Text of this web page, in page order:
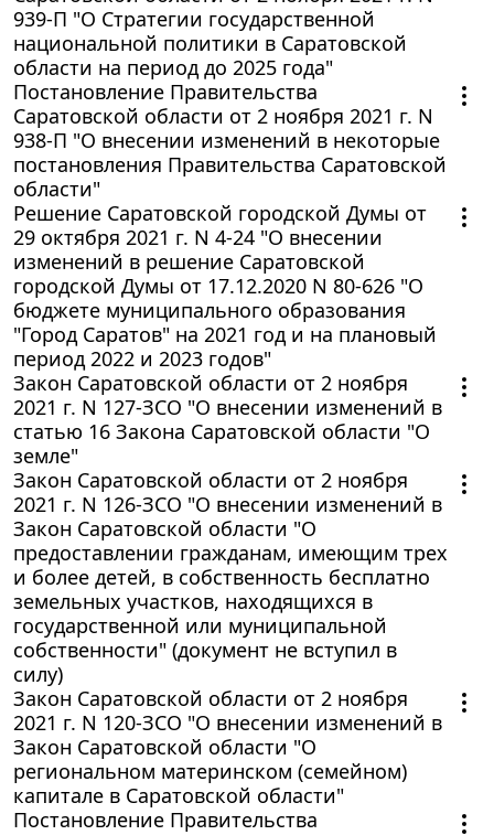
939-П "О Стратегии государственной
национальной политики в Саратовской
области на период до 2025 года"
Постановление Правительства
Саратовской области от 2 ноября 2021 г. N
938-П "О внесении изменений в некоторые
постановления Правительства Саратовской
области"
Решение Саратовской городской Думы от
29 октября 2021 г. N 4-24 "О внесении
изменений в решение Саратовской
городской Думы от 17.12.2020 N 80-626 "О
бюджете муниципального образования
"Город Саратов" на 2021 год и на плановый
период 2022 и 2023 годов"
Закон Саратовской области от 2 ноября
2021 г. N 127-ЗСО "О внесении изменений в
статью 16 Закона Саратовской области "О
земле"
Закон Саратовской области от 2 ноября
2021 г. N 126-ЗСО "О внесении изменений в
Закон Саратовской области "О
предоставлении гражданам, имеющим трех
и более детей, в собственность бесплатно
земельных участков, находящихся в
государственной или муниципальной
собственности" (документ не вступил в
силу)
Закон Саратовской области от 2 ноября
2021 г. N 120-ЗСО "О внесении изменений в
Закон Саратовской области "О
региональном материнском (семейном)
капитале в Саратовской области"
Постановление Правительства